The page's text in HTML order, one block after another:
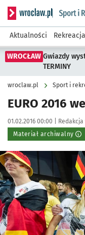
Serwis informacyjny
Aktualności Rekreacja
WROCŁAW Gwiazdy
TERMINY
wroclaw.pl Sport i
EURO 2016
Data publikacji:
01.02.2016 00:00 | Autor:
Materiał archiwalny
Kliknij, aby powiększyć